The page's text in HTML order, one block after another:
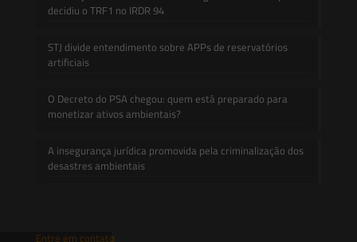
decidiu o TRF1 no IRDR 94
STJ divide entendimento sobre APPs de reservatórios
artificiais
O Decreto do PSA chegou: quem está preparado para
monetizar ativos ambientais?
A insegurança jurídica promovida pela criminalização dos
desastres ambientais
Entre em contato